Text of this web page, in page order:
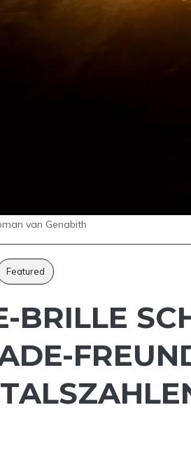
van Genabith
Featured
BRILLE